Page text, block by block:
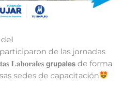
participaron de las jornadas
𝐋𝐚𝐛𝐨𝐫𝐚𝐥𝐞𝐬 𝗴𝗿𝘂𝗽𝗮𝗹𝗲𝘀 de forma
sedes de capacitación